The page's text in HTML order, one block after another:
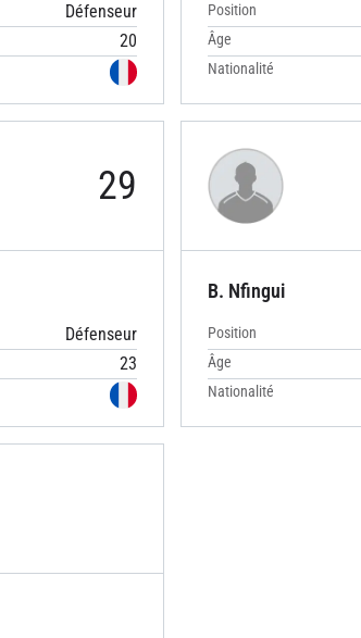
Défenseur
20
Position
Âge
Nationalité
29
Défenseur
23
B. Nfingui
Position
Âge
Nationalité